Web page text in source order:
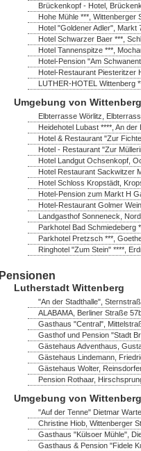
Brückenkopf - Hotel,
Hohe Mühle ***,
Hotel "Goldener Adler", Markt
Hotel Schwarzer Baer ***,
Hotel Tannenspitze ***,
Hotel-Pension "Am
Hotel-Restaurant Piesteritzer
LUTHER-HOTEL Wittenberg
Umgebung von Wittenberg
Elbterrasse Wörlitz,
Heidehotel Lubast ****, An
Hotel & Restaurant "Zur
Hotel - Restaurant "Zur
Hotel Landgut Ochsenkopf,
Hotel Restaurant Sackwitzer
Hotel Schloss Kropstädt,
Hotel-Pension zum Markt H
Hotel-Restaurant Golmer
Landgasthof Sonneneck,
Parkhotel Bad Schmiedeberg
Parkhotel Pretzsch ***,
Ringhotel "Zum Stein" ****,
Pensionen
Lutherstadt Wittenberg
"An der Stadthalle",
ALABAMA, Berliner Straße
Gasthaus "Central",
Gasthof und Pension "Stadt
Gästehaus Adventhaus,
Gästehaus Lindemann,
Gästehaus Wolter,
Pension Rothaar,
Umgebung von Wittenberg
"Auf der Tenne" Dietmar
Christine Hiob, Wittenberger
Gasthaus "Külsoer Mühle",
Gasthaus & Pension "Fidele